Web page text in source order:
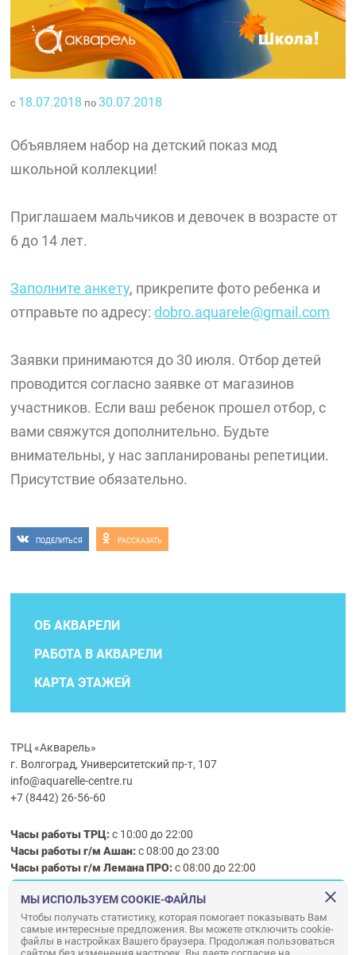
с 18.07.2018 по30.07.2018
Объявляем набор на детский показ мод
школьной коллекции!
Приглашаем мальчиков и девочек в возрасте от
6 до 14 лет.
Заполните анкету, прикрепите фото ребенка и
отправьте по адресу:dobro.aquarele@gmail.com
Заявки принимаются до 30 июля. Отбор детей
проводится согласно заявке от магазинов
участников. Если ваш ребенок прошел отбор, с
вами свяжутся дополнительно. Будьте
внимательны, у нас запланированы репетиции.
Присутствие обязательно.
ПОДЕЛИТЬСЯ РАССКАЗАТЬ
ОБ АКВАРЕЛИ
РАБОТА В АКВАРЕЛИ
КАРТА ЭТАЖЕЙ
ТРЦ «Акварель»
г. Волгоград, Университетский пр-т, 107
info@aquarelle-centre.ru
+7 (8442) 26-56-60
Часы работы ТРЦ:с 10:00 до 22:00
Часы работы г/м Ашан:с 08:00 до 23:00
Часы работыг/мЛемана ПРО:с 08:00 до 22:00
Правила посещения ТРЦ «Акварель»
ООО «АКВАРЕЛЬ»
МЫ ИСПОЛЬЗУЕМ COOKIE-ФАЙЛЫ
Чтобы получать статистику, которая помогает показывать Вам
самые интересные предложения. Вы можете отключить cookie-
файлы в настройках Вашего браузера. Продолжая пользоваться